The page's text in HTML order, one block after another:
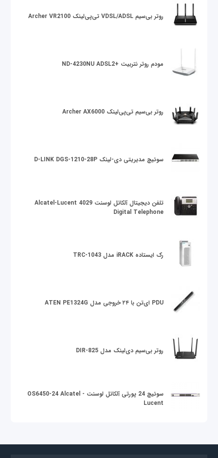
روتر بی‌سیم VDSL/ADSL تی‌پی‌لینک Archer VR2100
مودم روتر نتربیت +ND-4230NU ADSL2
روتر بی‌سیم تی‌پی‌لینک Archer AX6000
سوئیچ مدیریتی دی-لینک D-LINK DGS-1210-28P
تلفن دیجیتال آلکاتل لوسنت Alcatel-Lucent 4029
Digital Telephone
رک ایستاده iRACK مدل TRC-1043
PDU ای‌تن با ۲۴ خروجی مدل ATEN PE1324G
روتر بی‌سیم دی‌لینک مدل DIR-825
سوئیچ 24 پورتی آلکاتل لوسنت OS6450-24 Alcatel -
Lucent